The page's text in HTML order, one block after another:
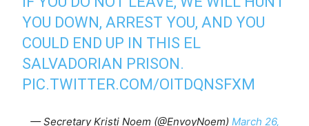
YOU DOWN, ARREST YOU, AND YOU
COULD END UP IN THIS EL
SALVADORIAN PRISON.
PIC.TWITTER.COM/OITDQNSFXM
— Secretary Kristi Noem (@EnvoyNoem) March 26,